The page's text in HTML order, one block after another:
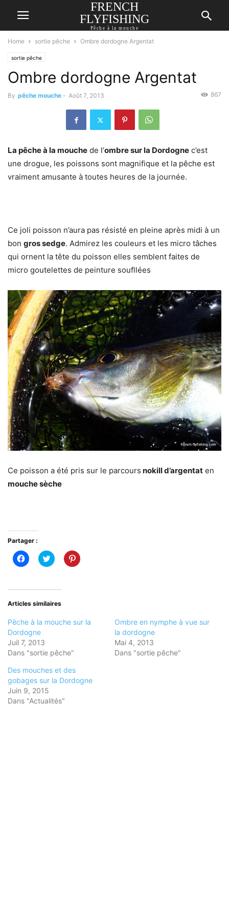
FRENCH
FLYFISHING
Pêche à la mouche
Home sortie pêche Ombre dordogne Argentat
sortie pêche
Ombre dordogne Argentat
By pêche mouche - Août 7, 2013 867
La pêche à la mouche de l’ombre sur la Dordogne c’est
une drogue, les poissons sont magnifique et la pêche est
vraiment amusante à toutes heures de la journée.
Ce joli poisson n’aura pas résisté en pleine après midi à un
bon gros sedge. Admirez les couleurs et les micro tâches
qui ornent la tête du poisson elles semblent faites de
micro goutelettes de peinture soufllées
Ce poisson a été pris sur le parcours nokill d’argentat en
mouche sèche
Partager :
Cliquez
pour
dans
nouvelle
Cliquez
pour
dans
nouvelle
Cliquez
pour
Articles similaires
Pêche à la mouche sur la
Dordogne
Juil 7, 2013
Dans "sortie pêche"
Ombre en nymphe à vue sur
la dordogne
Mai 4, 2013
Dans "sortie pêche"
Des mouches et des
gobages sur la Dordogne
Juin 9, 2015
Dans "Actualités"